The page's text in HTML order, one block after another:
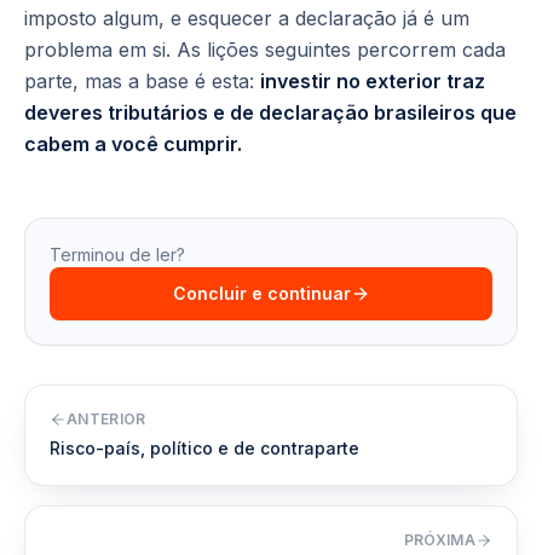
imposto algum, e esquecer a declaração já é um
problema em si. As lições seguintes percorrem cada
parte, mas a base é esta: investir no exterior traz
deveres tributários e de declaração brasileiros que
cabem a você cumprir.
Terminou de ler?
Concluir e continuar
ANTERIOR
Risco-país, político e de contraparte
PRÓXIMA